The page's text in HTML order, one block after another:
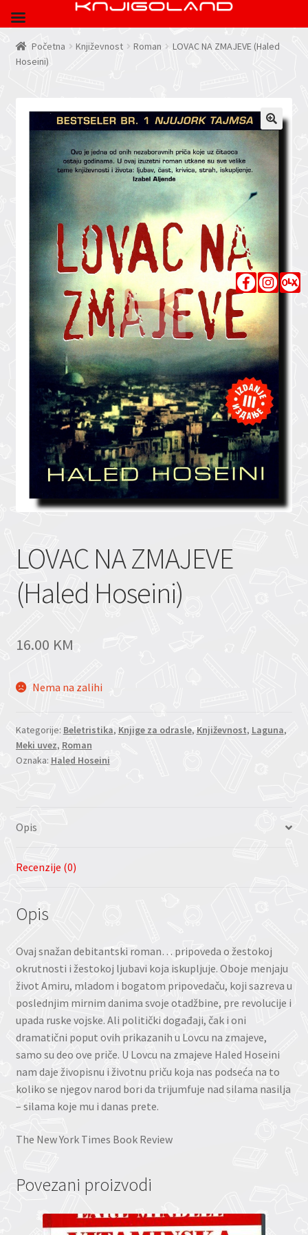
Početna Književnost Roman
LOVAC NA ZMAJEVE (Haled
Hoseini)
LOVAC NA ZMAJEVE
(Haled Hoseini)
16.00 KM
Nema na zalihi
Kategorije: Beletristika, Knjige za odrasle, Književnost, Laguna,
Meki uvez, Roman
Oznaka: Haled Hoseini
Opis
Recenzije (0)
Opis
Ovaj snažan debitantski roman… pripoveda o žestokoj
okrutnosti i žestokoj ljubavi koja iskupljuje. Oboje menjaju
život Amiru, mladom i bogatom pripovedaču, koji sazreva u
poslednjim mirnim danima svoje otadžbine, pre revolucije i
upada ruske vojske. Ali politički događaji, čak i oni
dramatični poput ovih prikazanih u Lovcu na zmajeve,
samo su deo ove priče. U Lovcu na zmajeve Haled Hoseini
nam daje živopisnu i životnu priču koja nas podseća na to
koliko se njegov narod bori da trijumfuje nad silama nasilja
– silama koje mu i danas prete.
The New York Times Book Review
Povezani proizvodi